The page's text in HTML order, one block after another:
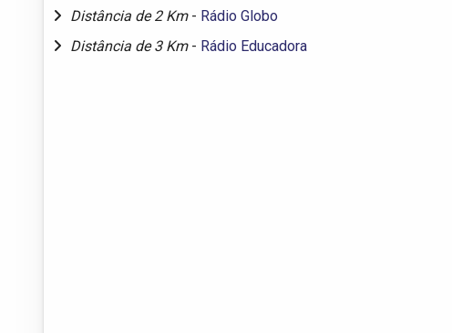
Distância de 2 Km - Rádio Globo
Distância de 3 Km - Rádio Educadora